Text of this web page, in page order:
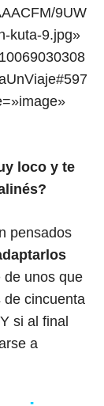
9UW
kuta-9.jpg»
loco y te
pensados
de unos que
de cincuenta
si al final
a